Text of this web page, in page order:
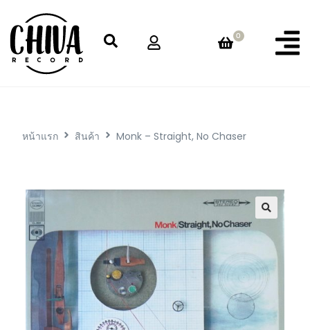
0
หน้าแรก สินค้า Monk – Straight, No Chaser